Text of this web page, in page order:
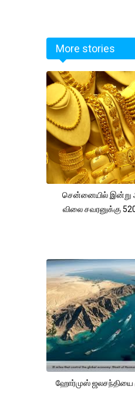
More stories
சென்னையில் இன்று
விலை சவரனுக்கு 520.
ஹோர்முஸ் ஜலசந்தியை